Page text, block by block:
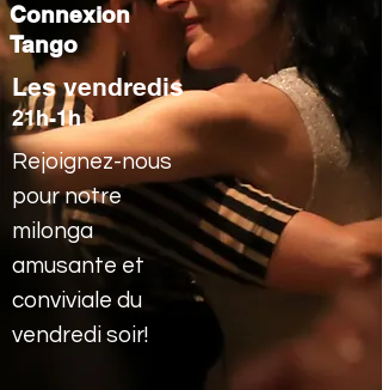
Connexion
Tango
Les vendredis
21h-1h
Rejoignez-nous
pour notre
milonga
amusante et
conviviale du
vendredi soir!